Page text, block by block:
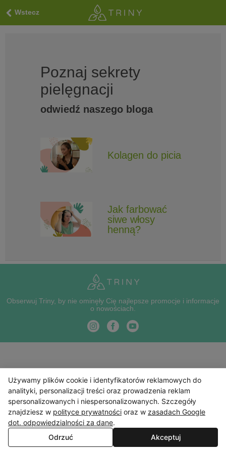
Wstecz
Poznaj sekrety
pielęgnacji
odwiedź naszego bloga
Kolagen do picia
Jak farbować
siwe włosy
henną?
Obserwuj Triny, by nie ominęły Cię najlepsze promocje i informacje
o nowościach.
Używamy plików cookie i identyfikatorów reklamowych do
analityki, personalizacji treści oraz prowadzenia reklam
spersonalizowanych i niespersonalizowanych. Szczegóły
znajdziesz w polityce prywatności oraz w zasadach Google
dot. odpowiedzialności za dane.
Odrzuć
Akceptuj